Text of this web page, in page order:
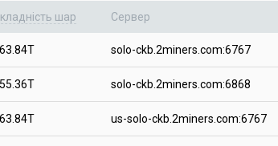
шар Сервер
solo-ckb.2miners.com:6767
solo-ckb.2miners.com:6868
us-solo-ckb.2miners.com:6767